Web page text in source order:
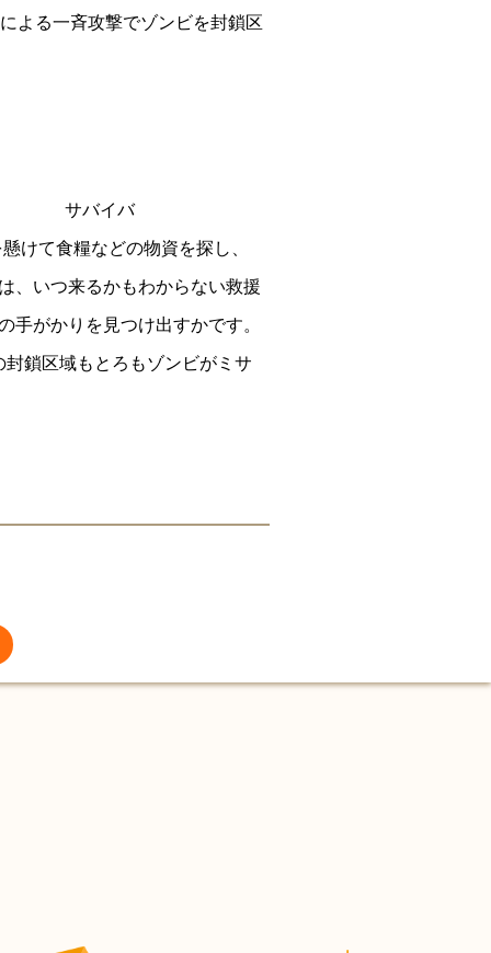
よる一斉攻撃でゾンビを封鎖区
サバイバ
けて食糧などの物資を探し、
、いつ来るかもわからない救援
がかりを見つけ出すかです。
封鎖区域もとろもゾンビがミサ